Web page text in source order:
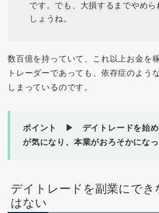
です。でも、大損するまでやめら
しょうね。
数百億を持っていて、これ以上お金を
トレーダーであっても、依存症のよう
しまっているのです。
ポイント ▶ デイトレードを始め
が気になり、本業がおろそかにな
デイトレードを副業にでき
はない